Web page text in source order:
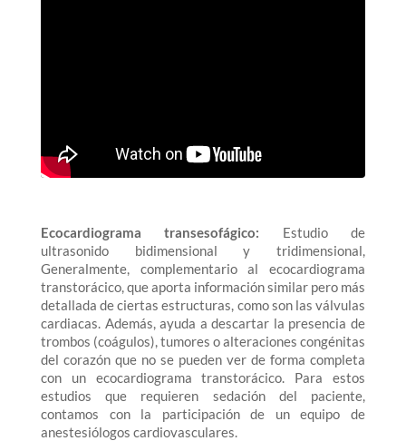
Ecocardiograma transesofágico: Estudio de
ultrasonido bidimensional y tridimensional,
Generalmente, complementario al ecocardiograma
transtorácico, que aporta información similar pero más
detallada de ciertas estructuras, como son las válvulas
cardiacas. Además, ayuda a descartar la presencia de
trombos (coágulos), tumores o alteraciones congénitas
del corazón que no se pueden ver de forma completa
con un ecocardiograma transtorácico. Para estos
estudios que requieren sedación del paciente,
contamos con la participación de un equipo de
anestesiólogos cardiovasculares.